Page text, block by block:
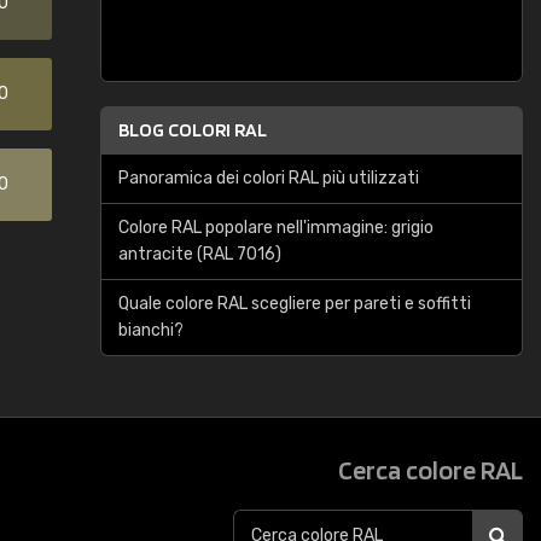
BLOG COLORI RAL
Panoramica dei colori RAL più utilizzati
Colore RAL popolare nell'immagine: grigio
antracite (RAL 7016)
Quale colore RAL scegliere per pareti e soffitti
bianchi?
Cerca colore RAL